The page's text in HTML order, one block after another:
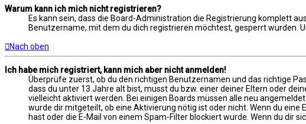
Warum kann ich mich nicht registrieren?
Es kann sein, dass die Board-Administration die Registrierung komplett
Benutzername, mit dem du dich registrieren möchtest, gesperrt wurden.
Nach oben
Ich habe mich registriert, kann mich aber nicht anmelden!
Überprüfe zuerst, ob du den richtigen Benutzernamen und das richtige
dass du unter 13 Jahre alt bist, musst du bzw. einer deiner Eltern oder
vielleicht aktiviert werden. Bei einigen Boards müssen alle neu
wurde dir mitgeteilt, ob eine Aktivierung nötig ist oder nicht. Wenn du
hast oder die E-Mail von einem Spam-Filter blockiert wurde. Wenn du dir